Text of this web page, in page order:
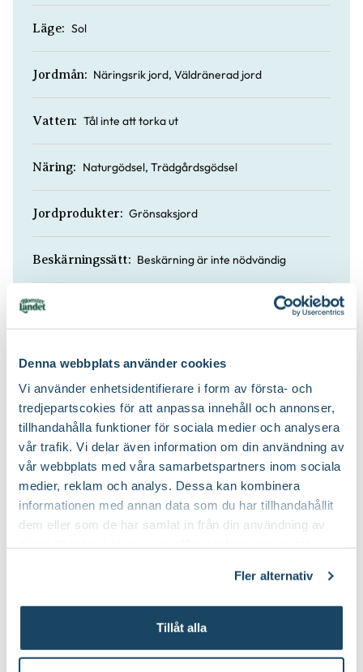
Denna webbplats använder cookies
Vi använder enhetsidentifierare i form av första- och
tredjepartscokies för att anpassa innehåll och annonser,
tillhandahålla funktioner för sociala medier och analysera
vår trafik. Vi delar även information om din användning av
vår webbplats med våra samarbetspartners inom sociala
medier, reklam och analys. Dessa kan kombinera
informationen med annan data som du har tillhandahållit
dem eller som de har samlat in från din användning av
Fler alternativ
Tillåt alla
Läge: Sol
Jordmån: Näringsrik jord, Väldränerad jord
Vatten: Tål inte att torka ut
Näring: Naturgödsel, Trädgårdsgödsel
Jordprodukter: Grönsaksjord
Beskärningssätt: Beskärning är inte nödvändig
Mognadstid:
Köp till för ett lyckat resultat
3 för 99.-
Orthex
2 för 170:-
Hasselfors P-
Jord/Planteringsjord